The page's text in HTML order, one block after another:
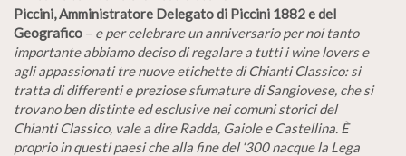
Piccini, Amministratore Delegato di Piccini 1882 e del
Geografico – e per celebrare un anniversario per noi tanto
importante abbiamo deciso di regalare a tutti i wine lovers e
agli appassionati tre nuove etichette di Chianti Classico: si
tratta di differenti e preziose sfumature di Sangiovese, che si
trovano ben distinte ed esclusive nei comuni storici del
Chianti Classico, vale a dire Radda, Gaiole e Castellina. È
proprio in questi paesi che alla fine del ‘300 nacque la Lega